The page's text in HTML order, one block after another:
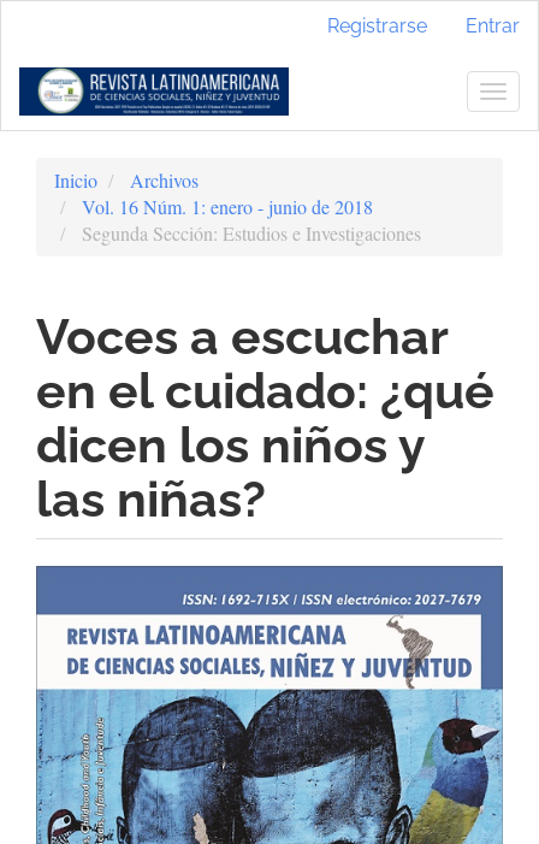
Contenido
principal
Barra
Registrarse Entrar
Inicio
Archivos
Vol. 16 Núm. 1: enero - junio de 2018
Segunda Sección: Estudios e Investigaciones
Voces a escuchar
en el cuidado: ¿qué
dicen los niños y
las niñas?
lateral
del
artículo